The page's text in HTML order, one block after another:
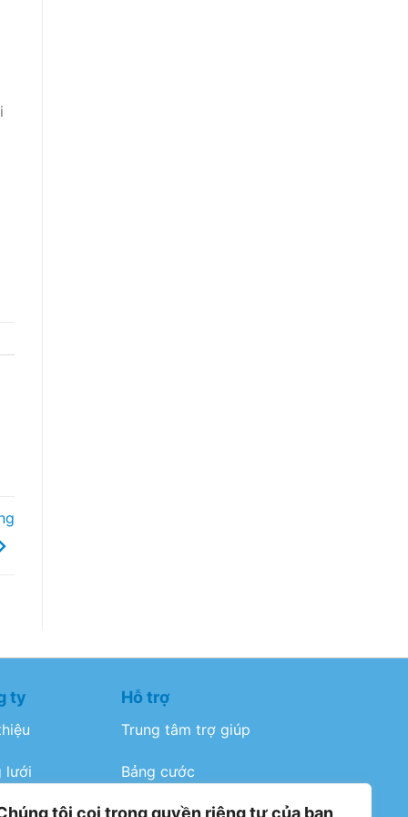
tôi coi trọng quyền riêng tư của bạn
ty
lưới
dụng
Hỗ trợ
Trung tâm trợ giúp
Bảng cước
Điều khoản